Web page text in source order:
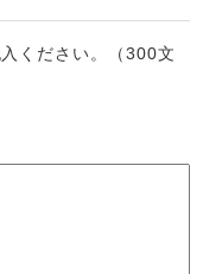
ください。（300文